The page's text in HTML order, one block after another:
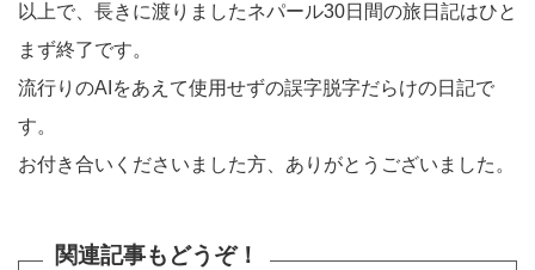
以上で、長きに渡りましたネパール30日間の旅日記はひと
まず終了です。
流行りのAIをあえて使用せずの誤字脱字だらけの日記で
す。
お付き合いくださいました方、ありがとうございました。
関連記事もどうぞ！